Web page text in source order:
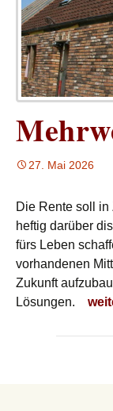
27. Mai 2026
Die Rente soll in
heftig darüber
fürs Leben
vorhandenen
Zukunft
Lösungen.